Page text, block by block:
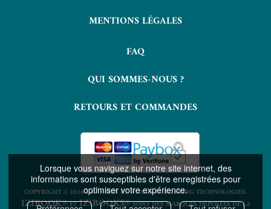
Lorsque vous naviguez sur notre site internet, des
informations sont susceptibles d'être enregistrées pour
optimiser votre expérience.
MENTIONS LÉGALES
FAQ
QUI SOMMES-NOUS ?
RETOURS ET COMMANDES
COPYRIGHT © 2026 LAVOISIER ET NUXOS PUBLISHING TECHNOLOGIES.
IZIBOOK®ETIZIBOOKS®SONT DES MARQUES DÉPOSÉES DE LA